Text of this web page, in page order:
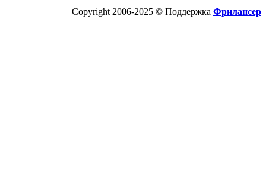
Copyright 2006-2025 © Поддержка Фрилансер